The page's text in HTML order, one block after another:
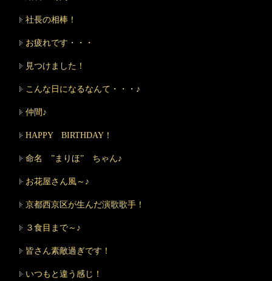
社長の相棒！
お疲れです・・・
見つけました！
こんな日になるなんて・・・♪
仲間♪
HAPPY BIRTHDAY！
命名 ”まりほ” ちゃん♪
お花屋さん風～♪
京都西京区が生んだ演歌歌手！
３食目まで～♪
皆さん素敵過ぎです！
いつもと違う感じ！